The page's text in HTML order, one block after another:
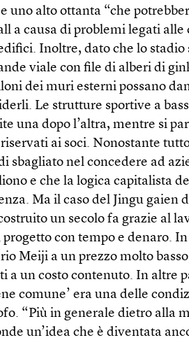
uno alto ottanta “che
a causa di problemi legati alle
Inoltre, dato che lo stadio
viale con file di alberi di
dei muri esterni possano
Le strutture sportive a
una dopo l’altra, mentre si
ai soci. Nonostante
sbagliato nel concedere ad
e che la logica capitalista
Ma il caso del Jingu gaien
un secolo fa grazie al
con tempo e denaro.
Meiji a un prezzo molto
a un costo contenuto. In altre
comune’ era una delle
“Più in generale dietro alla
un’idea che è diventata